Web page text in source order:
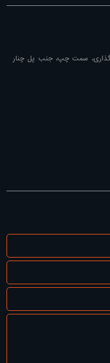
گذاری، سمت چپ، جنب پل چنار